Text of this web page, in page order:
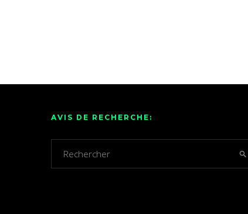
AVIS DE RECHERCHE: